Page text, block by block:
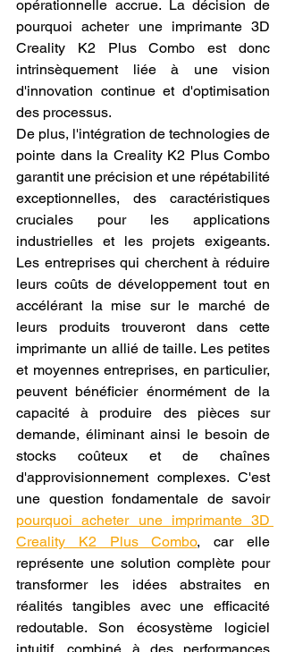
opérationnelle accrue. La décision de
pourquoi acheter une imprimante 3D
Creality K2 Plus Combo est donc
intrinsèquement liée à une vision
d'innovation continue et d'optimisation
des processus.
De plus, l'intégration de technologies de
pointe dans la Creality K2 Plus Combo
garantit une précision et une répétabilité
exceptionnelles, des caractéristiques
cruciales pour les applications
industrielles et les projets exigeants.
Les entreprises qui cherchent à réduire
leurs coûts de développement tout en
accélérant la mise sur le marché de
leurs produits trouveront dans cette
imprimante un allié de taille. Les petites
et moyennes entreprises, en particulier,
peuvent bénéficier énormément de la
capacité à produire des pièces sur
demande, éliminant ainsi le besoin de
stocks coûteux et de chaînes
d'approvisionnement complexes. C'est
une question fondamentale de savoir
pourquoi acheter une imprimante 3D
Creality K2 Plus Combo, car elle
représente une solution complète pour
transformer les idées abstraites en
réalités tangibles avec une efficacité
redoutable. Son écosystème logiciel